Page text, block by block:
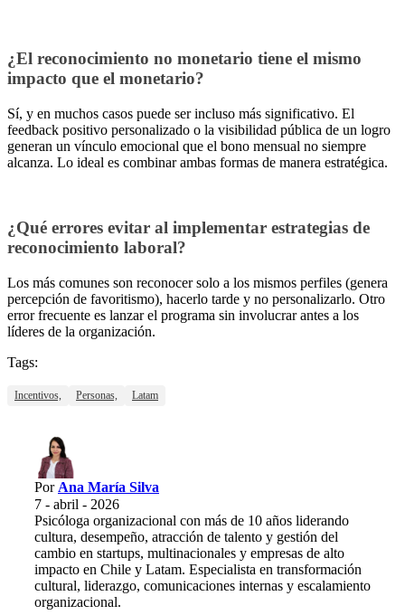
¿El reconocimiento no monetario tiene el mismo
impacto que el monetario?
Sí, y en muchos casos puede ser incluso más significativo. El
feedback positivo personalizado o la visibilidad pública de un logro
generan un vínculo emocional que el bono mensual no siempre
alcanza. Lo ideal es combinar ambas formas de manera estratégica.
¿Qué errores evitar al implementar estrategias de
reconocimiento laboral?
Los más comunes son reconocer solo a los mismos perfiles (genera
percepción de favoritismo), hacerlo tarde y no personalizarlo. Otro
error frecuente es lanzar el programa sin involucrar antes a los
líderes de la organización.
Tags:
Incentivos, Personas, Latam
Por Ana María Silva
7 - abril - 2026
Psicóloga organizacional con más de 10 años liderando
cultura, desempeño, atracción de talento y gestión del
cambio en startups, multinacionales y empresas de alto
impacto en Chile y Latam. Especialista en transformación
cultural, liderazgo, comunicaciones internas y escalamiento
organizacional.